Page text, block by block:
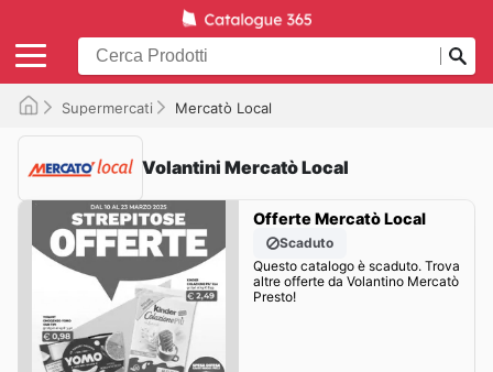
Supermercati Mercatò Local
Volantini Mercatò Local
Offerte Mercatò Local
Scaduto
Questo catalogo è scaduto. Trova
altre offerte da Volantino Mercatò
Presto!